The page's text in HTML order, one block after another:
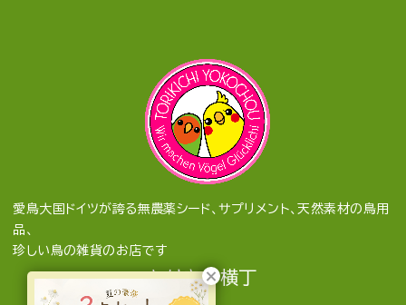
愛鳥大国ドイツが誇る無農薬シード、サプリメント、天然素材の鳥用
品、
珍しい鳥の雑貨のお店です
とりきち横丁